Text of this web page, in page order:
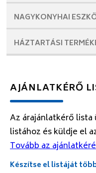
NAGYKONYHAI
HÁZTARTÁSI
AJÁNLATKÉRŐ
Az árajánlatkérő
listához és küldje el
Tovább az
Készítse el listáját